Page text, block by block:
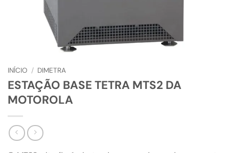
INÍCIO / DIMETRA
ESTAÇÃO BASE TETRA MTS2 DA
MOTOROLA